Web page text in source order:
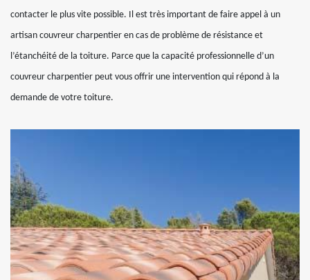
contacter le plus vite possible. Il est très important de faire appel à un
artisan couvreur charpentier en cas de problème de résistance et
l’étanchéité de la toiture. Parce que la capacité professionnelle d’un
couvreur charpentier peut vous offrir une intervention qui répond à la
demande de votre toiture.